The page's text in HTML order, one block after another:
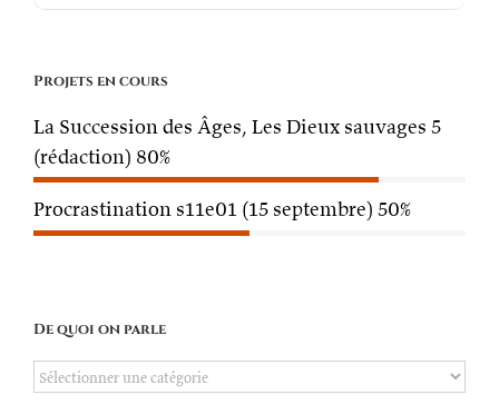
Projets en cours
La Succession des Âges, Les Dieux sauvages 5
(rédaction) 80%
Procrastination s11e01 (15 septembre) 50%
De quoi on parle
De